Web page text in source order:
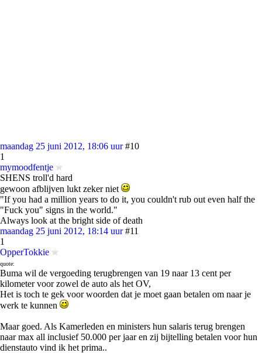
maandag 25 juni 2012, 18:06 uur #10
1
mymoodfentje
SHENS troll'd hard
gewoon afblijven lukt zeker niet
"If you had a million years to do it, you couldn't rub out even half the
"Fuck you" signs in the world."
Always look at the bright side of death
maandag 25 juni 2012, 18:14 uur #11
1
OpperTokkie
quote:
Buma wil de vergoeding terugbrengen van 19 naar 13 cent per
kilometer voor zowel de auto als het OV,
Het is toch te gek voor woorden dat je moet gaan betalen om naar je
werk te kunnen
Maar goed. Als Kamerleden en ministers hun salaris terug brengen
naar max all inclusief 50.000 per jaar en zij bijtelling betalen voor hun
dienstauto vind ik het prima..